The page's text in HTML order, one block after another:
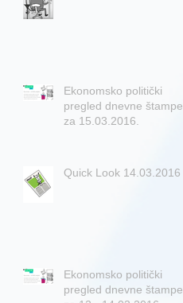
Ekonomsko politički
pregled dnevne štampe
za 15.03.2016.
Quick Look 14.03.2016
Ekonomsko politički
pregled dnevne štampe